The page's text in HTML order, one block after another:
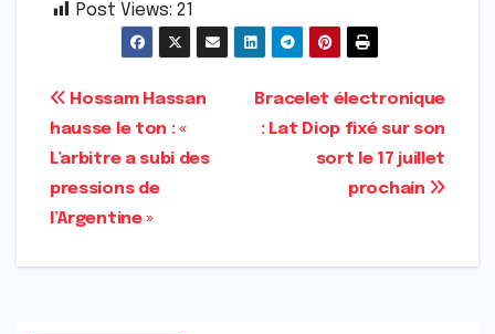
Post Views: 21
Navigation
de
l’article
Bracelet électronique
: Lat Diop fixé sur son
sort le 17 juillet
prochain
Hossam Hassan
hausse le ton : «
L’arbitre a subi des
pressions de
l’Argentine »